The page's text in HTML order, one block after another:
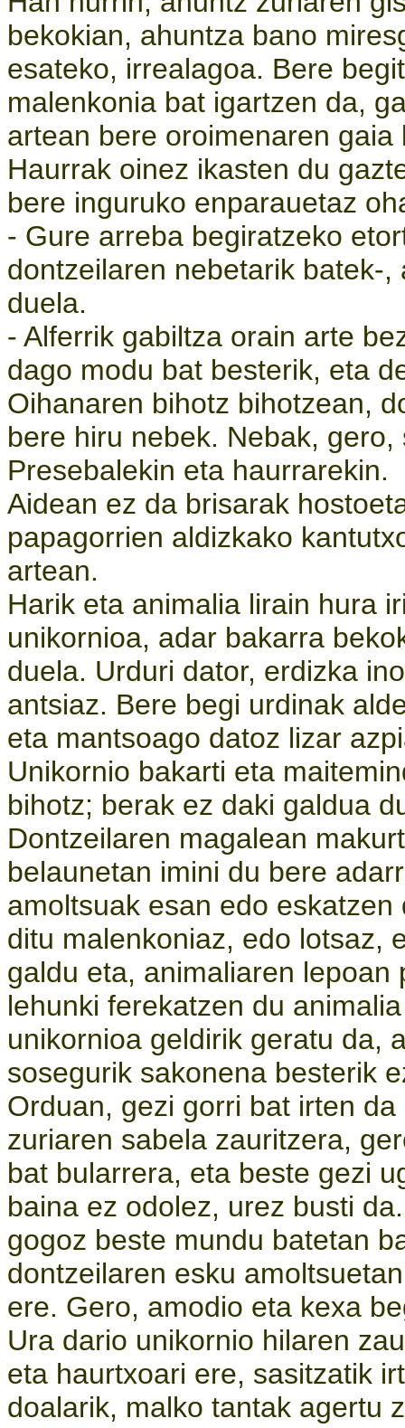
bekokian, ahuntza bano
esateko, irrealagoa. Bere
malenkonia bat igartzen da,
artean bere oroimenaren gaia
Haurrak oinez ikasten du
bere inguruko enparauetaz
- Gure arreba begiratzeko
dontzeilaren nebetarik batek-
duela.
- Alferrik gabiltza orain arte
dago modu bat besterik, eta
Oihanaren bihotz bihotzean,
bere hiru nebek. Nebak,
Presebalekin eta haurrarekin.
Aidean ez da brisarak
papagorrien aldizkako
artean.
Harik eta animalia lirain hura
unikornioa, adar bakarra
duela. Urduri dator, erdizka
antsiaz. Bere begi urdinak
eta mantsoago datoz lizar
Unikornio bakarti eta
bihotz; berak ez daki galdua
Dontzeilaren magalean
belaunetan imini du bere
amoltsuak esan edo
ditu malenkoniaz, edo lotsaz,
galdu eta, animaliaren
lehunki ferekatzen du
unikornioa geldirik geratu da,
sosegurik sakonena besterik
Orduan, gezi gorri bat irten
zuriaren sabela zauritzera,
bat bularrera, eta beste gezi
baina ez odolez, urez busti
gogoz beste mundu batetan
dontzeilaren esku
ere. Gero, amodio eta kexa
Ura dario unikornio hilaren
eta haurtxoari ere, sasitzatik
doalarik, malko tantak agertu